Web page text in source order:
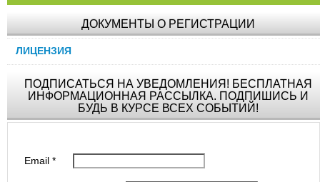
ДОКУМЕНТЫ О РЕГИСТРАЦИИ
ЛИЦЕНЗИЯ
ПОДПИСАТЬСЯ НА УВЕДОМЛЕНИЯ! БЕСПЛАТНАЯ
ИНФОРМАЦИОННАЯ РАССЫЛКА. ПОДПИШИСЬ И
БУДЬ В КУРСЕ ВСЕХ СОБЫТИЙ!
Email*